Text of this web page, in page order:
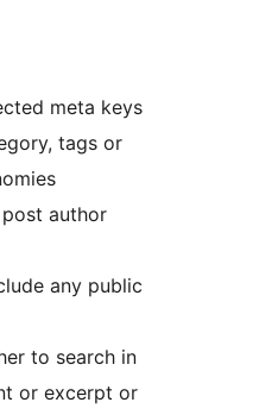
meta keys
tags or
author
any public
to search in
or excerpt or